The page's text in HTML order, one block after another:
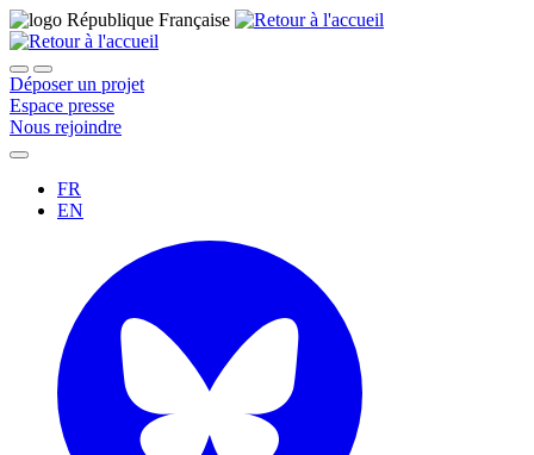
Déposer un projet
Espace presse
Nous rejoindre
FR
EN